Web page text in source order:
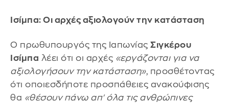
Ισίμπα: Οι αρχές αξιολογούν την κατάσταση
Ο πρωθυπουργός της Ιαπωνίας Σιγκέρου
Ισίμπα λέει ότι οι αρχές «εργάζονται για να
αξιολογήσουν την κατάσταση», προσθέτοντας
ότι οποιεσδήποτε προσπάθειες ανακούφισης
θα «θέσουν πάνω απ' όλα τις ανθρώπινες